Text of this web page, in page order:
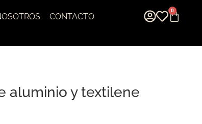
CONTACTO
0
aluminio y textilene